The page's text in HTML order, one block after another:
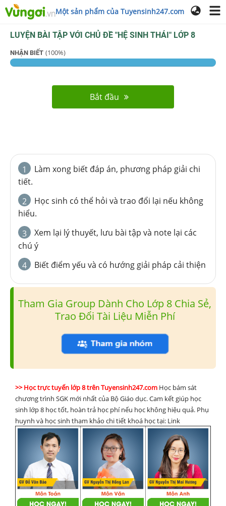
Một sản phẩm của Tuyensinh247.com
LUYỆN BÀI TẬP VỚI CHỦ ĐỀ "HỆ SINH THÁI" LỚP 8
NHẬN BIẾT (100%)
Bắt đầu
1
Làm xong biết đáp án, phương pháp giải chi
tiết.
2
Học sinh có thể hỏi và trao đổi lại nếu không
hiểu.
3
Xem lại lý thuyết, lưu bài tập và note lại các
chú ý
4
Biết điểm yếu và có hướng giải pháp cải thiện
Tham Gia Group Dành Cho Lớp 8 Chia Sẻ,
Trao Đổi Tài Liệu Miễn Phí
>> Học trực tuyến lớp 8 trên Tuyensinh247.com Học bám sát
chương trình SGK mới nhất của Bộ Giáo dục. Cam kết giúp học
sinh lớp 8 học tốt, hoàn trả học phí nếu học không hiệu quả. Phụ
huynh và học sinh tham khảo chi tiết khoá học tại: Link